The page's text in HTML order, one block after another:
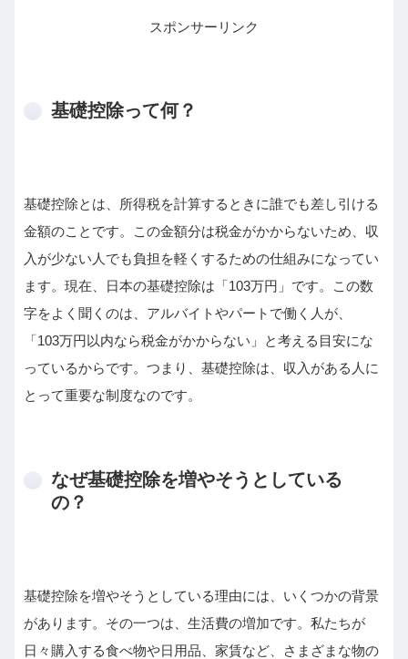
スポンサーリンク
基礎控除って何？
基礎控除とは、所得税を計算するときに誰でも差し引ける
金額のことです。この金額分は税金がかからないため、収
入が少ない人でも負担を軽くするための仕組みになってい
ます。現在、日本の基礎控除は「103万円」です。この数
字をよく聞くのは、アルバイトやパートで働く人が、
「103万円以内なら税金がかからない」と考える目安にな
っているからです。つまり、基礎控除は、収入がある人に
とって重要な制度なのです。
なぜ基礎控除を増やそうとしている
の？
基礎控除を増やそうとしている理由には、いくつかの背景
があります。その一つは、生活費の増加です。私たちが
日々購入する食べ物や日用品、家賃など、さまざまな物の